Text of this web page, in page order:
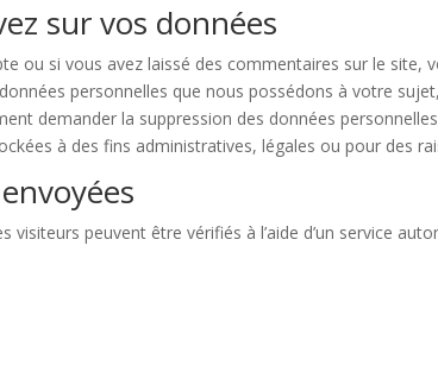
sur vos données
ou si vous avez laissé des commentaires sur le site,
personnelles que nous possédons à votre
demander la suppression des données
à des fins administratives, légales ou pour des
visiteurs peuvent être vérifiés à l’aide d’un service